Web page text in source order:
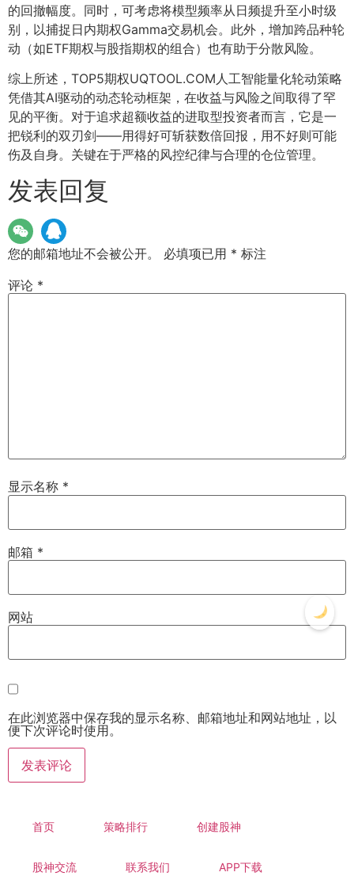
的回撤幅度。同时，可考虑将模型频率从日频提升至小时级
别，以捕捉日内期权Gamma交易机会。此外，增加跨品种轮
动（如ETF期权与股指期权的组合）也有助于分散风险。
综上所述，TOP5期权UQTOOL.COM人工智能量化轮动策略
凭借其AI驱动的动态轮动框架，在收益与风险之间取得了罕
见的平衡。对于追求超额收益的进取型投资者而言，它是一
把锐利的双刃剑——用得好可斩获数倍回报，用不好则可能
伤及自身。关键在于严格的风控纪律与合理的仓位管理。
发表回复
您的邮箱地址不会被公开。 必填项已用 * 标注
评论 *
显示名称 *
邮箱 *
网站
在此浏览器中保存我的显示名称、邮箱地址和网站地址，以
便下次评论时使用。
首页 策略排行 创建股神
股神交流 联系我们 APP下载